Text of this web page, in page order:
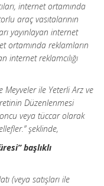
internet ortamında
araç vasıtalarının
yayınlayan internet
ortamında reklamların
internet reklamcılığı
ile Yeterli Arz ve
Düzenlenmesi
veya tüccar olarak
şeklinde,
başlıklı
(veya satışları ile